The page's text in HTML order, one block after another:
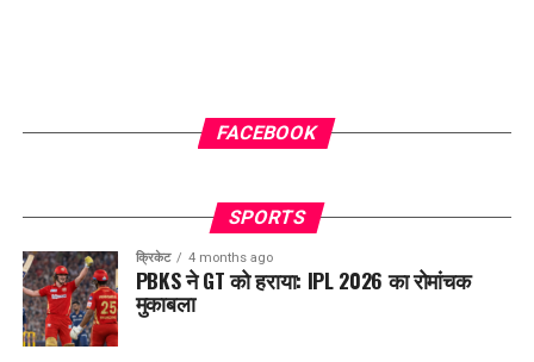
FACEBOOK
SPORTS
क्रिकेट 4 months ago
PBKS ने GT को हराया: IPL 2026 का रोमांचक
मुकाबला